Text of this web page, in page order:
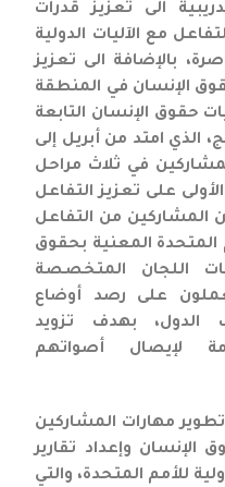
الى تعزيز قدرات
مع الآليات الدولية
بالإضافة الى تعزيز
الإنسان في المنطقة
حقوق الإنسان التابعة
الذي امتد من أبريل إلى
المشاركين في ثلاث مراحل
على تعزيز التفاعل
المشاركين من التفاعل
المتحدة المعنية بحقوق
اللجان المتخصصة
على رصد أوضاع
بهدف تزويد
لإيصال أصواتهم
مهارات المشاركين
الإنسان وإعداد تقارير
للأمم المتحدة، والتي